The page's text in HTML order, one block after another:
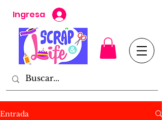
Ingresa
Entrada